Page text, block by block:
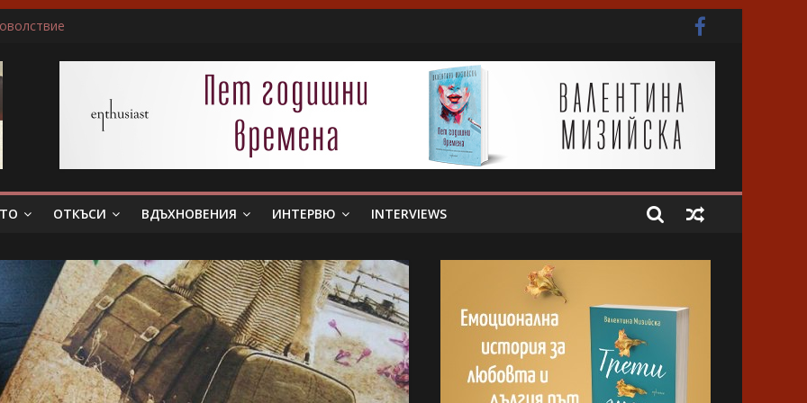
беше истински съпруг…”
Слава богу, отговори той…”
всяка сцена преживявам силно, както ако ми се случва в живота
ОТКЪСИ ВДЪХНОВЕНИЯ ИНТЕРВЮ INTERVIEWS